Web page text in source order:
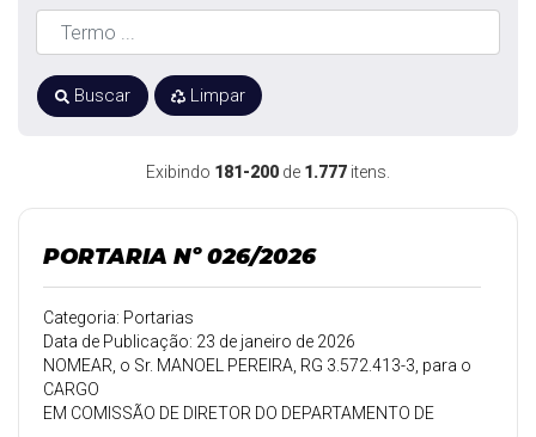
Exibindo 181-200 de 1.777 itens.
PORTARIA Nº 026/2026
Categoria: Portarias
Data de Publicação: 23 de janeiro de 2026
NOMEAR, o Sr. MANOEL PEREIRA, RG 3.572.413-3, para o
CARGO
EM COMISSÃO DE DIRETOR DO DEPARTAMENTO DE
Buscar Limpar